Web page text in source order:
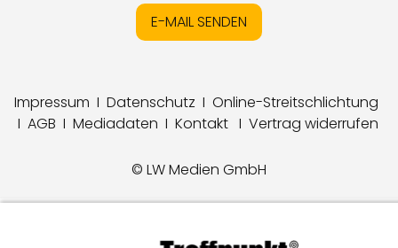
E-MAIL SENDEN
Impressum I Datenschutz I Online-Streitschlichtung
I AGB I Mediadaten I Kontakt I Vertrag widerrufen
© LW Medien GmbH